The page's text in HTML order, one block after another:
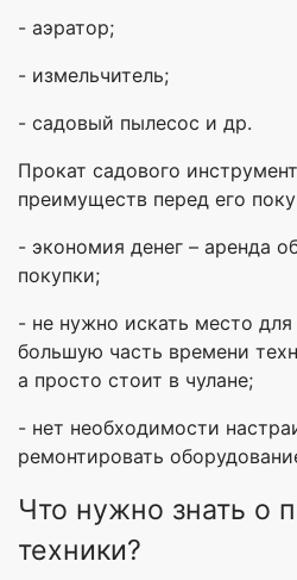
- аэратор;
- измельчитель;
- садовый пылесос и др.
Прокат садового
преимуществ перед его
- экономия денег – аренда
покупки;
- не нужно искать место для
большую часть времени
а просто стоит в чулане;
- нет необходимости
ремонтировать
Что нужно знать о
техники?